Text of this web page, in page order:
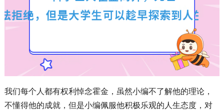
我们每个人都有权利悼念霍金，虽然小编不了解他的理论，
不懂得他的成就，但是小编佩服他积极乐观的人生态度，对